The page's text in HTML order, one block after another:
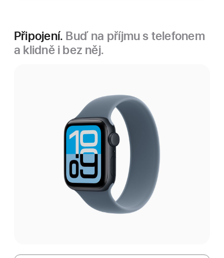
Připojení. Buď na příjmu s telefonem
a klidně i bez něj.